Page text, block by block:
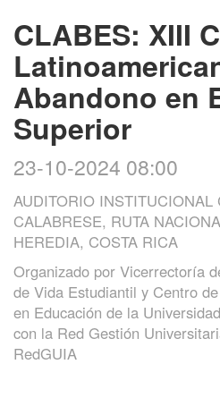
CLABES: XIII
Abandono en
Superior
23-10-2024 08:00
AUDITORIO INSTITUCIONAL
CALABRESE, RUTA
HEREDIA, COSTA RICA
Organizado por Vicerrectoría
de Vida Estudiantil y Centro
en Educación de la
con la Red Gestión
RedGUIA